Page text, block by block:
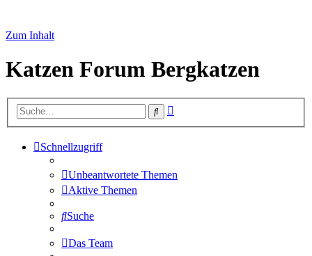
Zum Inhalt
Katzen Forum Bergkatzen
Suche
Schnellzugriff
Unbeantwortete Themen
Aktive Themen
Suche
Das Team